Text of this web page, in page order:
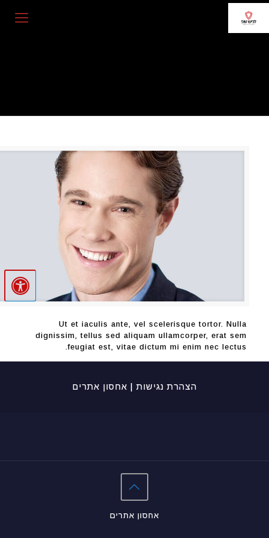
Ut et iaculis ante, vel scelerisque tortor. Nulla
dignissim, tellus sed aliquam ullamcorper, erat sem
feugiat est, vitae dictum mi enim nec lectus.
הצהרת נגישות אחסון אתרים
אחסון אתרים